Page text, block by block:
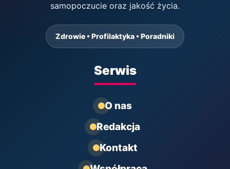
samopoczucie oraz jakość życia.
Zdrowie • Profilaktyka • Poradniki
Serwis
O nas
Redakcja
Kontakt